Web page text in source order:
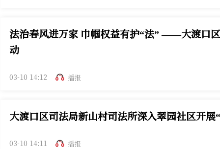
法治春风进万家 巾帼权益有护“法” ——大渡口
动
03-10 14:12 播报
大渡口区司法局新山村司法所深入翠园社区开展
03-10 14:11 播报